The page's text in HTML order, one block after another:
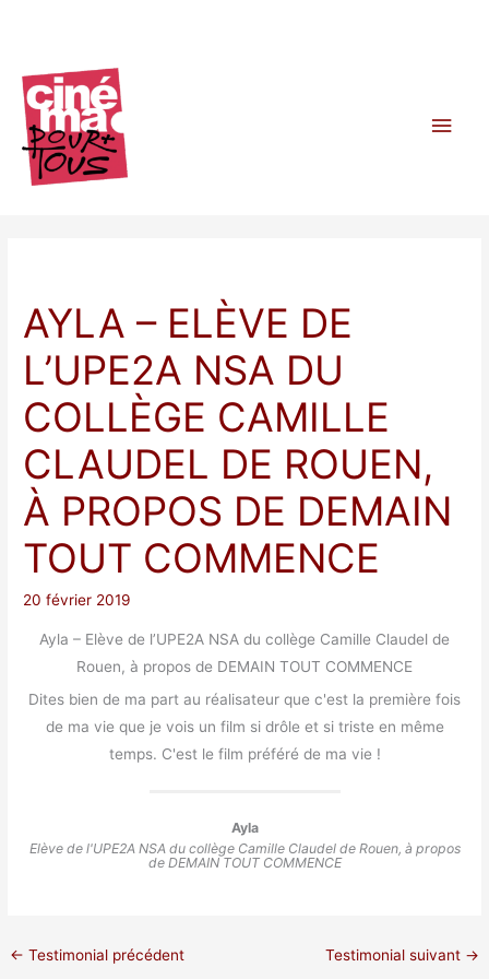
AYLA – ELÈVE DE
L’UPE2A NSA DU
COLLÈGE CAMILLE
CLAUDEL DE ROUEN,
À PROPOS DE DEMAIN
TOUT COMMENCE
20 février 2019
Ayla – Elève de l’UPE2A NSA du collège Camille Claudel de
Rouen, à propos de DEMAIN TOUT COMMENCE
Dites bien de ma part au réalisateur que c'est la première fois
de ma vie que je vois un film si drôle et si triste en même
temps. C'est le film préféré de ma vie !
Ayla
Elève de l'UPE2A NSA du collège Camille Claudel de Rouen, à propos
de DEMAIN TOUT COMMENCE
← Testimonial précédent Testimonial suivant →